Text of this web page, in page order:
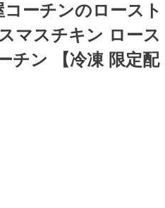
ーチンのロースト
マスチキン ロース
チン 【冷凍 限定配